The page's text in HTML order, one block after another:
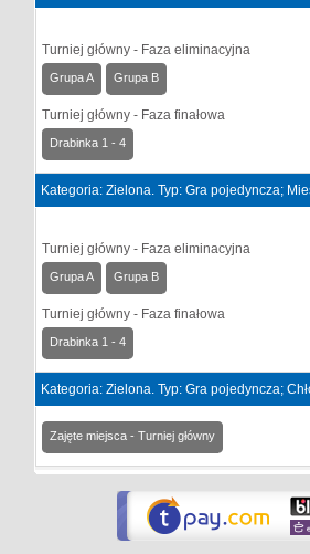
Turniej główny - Faza eliminacyjna
Grupa A Grupa B
Turniej główny - Faza finałowa
Drabinka 1 - 4
Kategoria: Zielona. Typ: Gra pojedyncza;
Turniej główny - Faza eliminacyjna
Grupa A Grupa B
Turniej główny - Faza finałowa
Drabinka 1 - 4
Kategoria: Zielona. Typ: Gra pojedyncza;
Zajęte miejsca - Turniej główny